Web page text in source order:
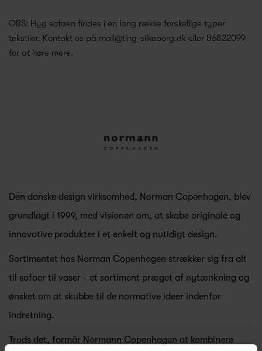
OBS: Hyg sofaen findes i en lang række forskellige typer
tekstiler. Kontakt os på mail@ting-silkeborg.dk eller 86822099
for at høre mere.
Den danske design virksomhed, Norman Copenhagen, blev
grundlagt i 1999, med visionen om, at skabe originale og
innovative produkter i et enkelt og nutidigt design.
Sortimentet hos Norman Copenhagen strækker sig fra alt
til sofaer til vaser - et sortiment præget af nytænkning og
ønsket om at skubbe til de normative ideer indenfor
indretning.
Trods det, formår Normann Copenhagen at kombinere